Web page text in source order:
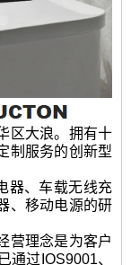
区大浪。拥有十
制服务的创新型
器、车载无线充
、移动电源的研
营理念是为客户
通过IOS9001、